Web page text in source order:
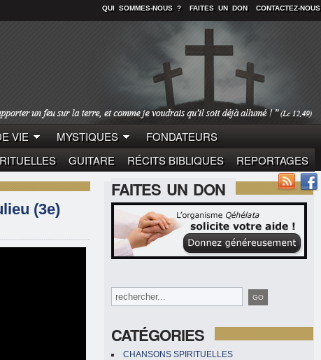
QUI SOMMES-NOUS ? FAITES UN DON CONTACTEZ-NOUS
VIE MYSTIQUES
FONDATEURS
GUITARE RÉCITS BIBLIQUES
REPORTAGES
FAITES UN DON
CATÉGORIES
CHANSONS SPIRITUELLES
(3e)